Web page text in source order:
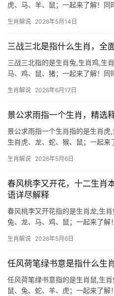
虎、马、羊、鼠；一起来了解！
织，29岁至51岁者，事业恐遭打压
生肖解说 2026年5月14日
三战三北是指什么生肖，全
三战三北指的是生肖兔,生肖鸡,生
马、鸡、鼠、猪；一起来了解！同
败的境遇，但其背后所指的生肖却
生肖解说 2026年6月17日
景公求雨指一个生肖，精选
景公求雨指一个生肖指的是生肖
生肖虎、龙、蛇、猴、鼠；一起来
国大旱时，景公登虎山祭祀，虎啸
生肖解说 2026年5月6日
春风桃李又开花，十二生肖
语详尽解释
春风桃李又开花指的是生肖龙,生
兔、龙、马、鸡、鼠；一起来了解
希望，尤其在下半年木气旺盛时，
生肖解说 2026年5月6日
任风荷笔绿书意是指什么生
任风荷笔绿书意指的是生肖鼠,生
鼠、兔、蛇、羊、虎；一起来了